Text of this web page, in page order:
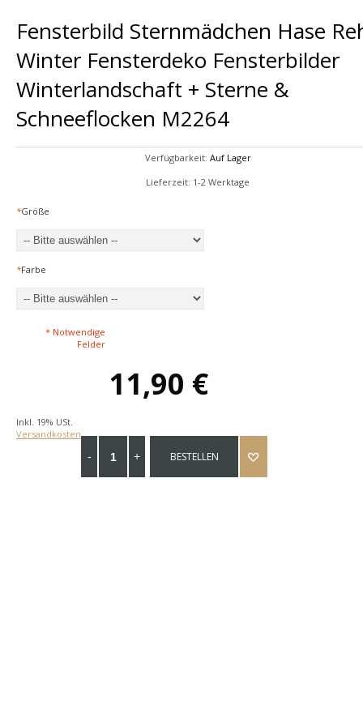
Fensterbild Sternmädchen Hase
Winter Fensterdeko Fensterbilder
Winterlandschaft + Sterne &
Schneeflocken M2264
Verfügbarkeit: Auf Lager
Lieferzeit: 1-2 Werktage
*Größe
*Farbe
* Notwendige
Felder
11,90 €
Inkl. 19% USt.
Versandkosten
BESTELLEN